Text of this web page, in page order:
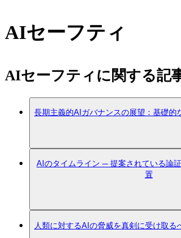
AIセーフティ
AIセーフティに関する記
長期主義的AIガバナンスの展望：基礎的
AIのタイムライン ─ 提案されている論
置
人類に対するAIの脅威を真剣に受け取る